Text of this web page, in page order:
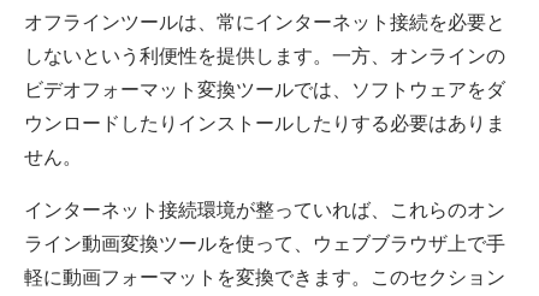
オフラインツールは、常にインターネット接続を必要と
しないという利便性を提供します。一方、オンラインの
ビデオフォーマット変換ツールでは、ソフトウェアをダ
ウンロードしたりインストールしたりする必要はありま
せん。
インターネット接続環境が整っていれば、これらのオン
ライン動画変換ツールを使って、ウェブブラウザ上で手
軽に動画フォーマットを変換できます。このセクション